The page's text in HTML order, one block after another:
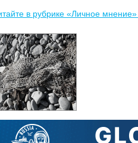
в рубрике «Личное